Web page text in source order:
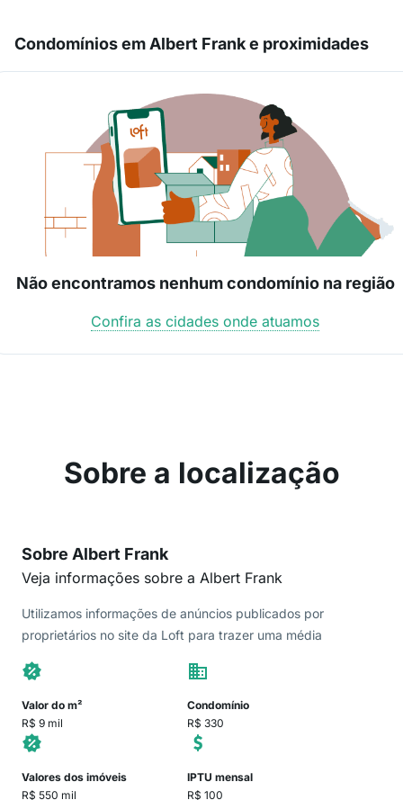
Condomínios em Albert Frank e proximidades
Não encontramos nenhum condomínio na região
Confira as cidades onde atuamos
Sobre a localização
Sobre Albert Frank
Veja informações sobre a Albert Frank
Utilizamos informações de anúncios publicados por
proprietários no site da Loft para trazer uma média
Valor do m²
R$ 9 mil
Condomínio
R$ 330
Valores dos imóveis
R$ 550 mil
IPTU mensal
R$ 100